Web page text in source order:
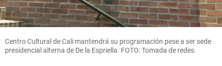
Salud
MinSalud
anunció plan
de choque
Centro Cultural de Cali mantendrá su programación pese a ser sede
presidencial alterna de De la Espriella. FOTO: Tomada de redes.